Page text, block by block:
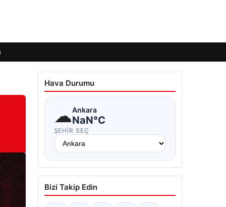
Hava Durumu
☁Ankara
NaN°C
ŞEHIR SEÇ
Bizi Takip Edin